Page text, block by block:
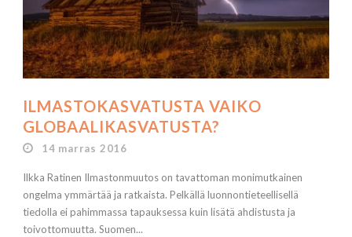
ILMASTOKASVATUSTA VAIKO
GLOBAALIKASVATUSTA?
14 marras 2016
Ilkka Ratinen Ilmastonmuutos on tavattoman monimutkainen
ongelma ymmärtää ja ratkaista. Pelkällä luonnontieteellisellä
tiedolla ei pahimmassa tapauksessa kuin lisätä ahdistusta ja
toivottomuutta. Suomen...